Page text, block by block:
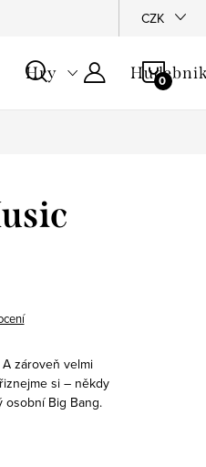
CZK
Hry
zároveň velmi
si – někdy
osobní Big Bang.